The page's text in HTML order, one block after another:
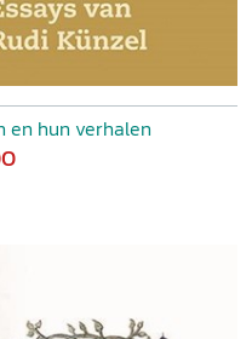
en hun verhalen